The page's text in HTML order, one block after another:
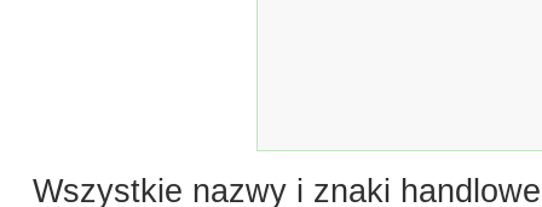
Wszystkie nazwy i znaki